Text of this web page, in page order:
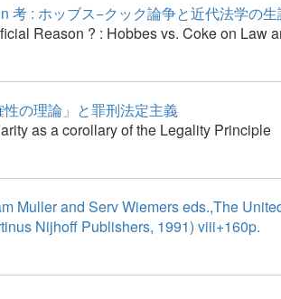
考 : ホッブス−クック論争と近代法学の
Reason ? : Hobbes vs. Coke on Law
性の理論」と罪刑法定主義
as a corollary of the Legality Principle
Muller and Serv Wiemers eds.,The
Nijhoff Publishers, 1991) viii+160p.